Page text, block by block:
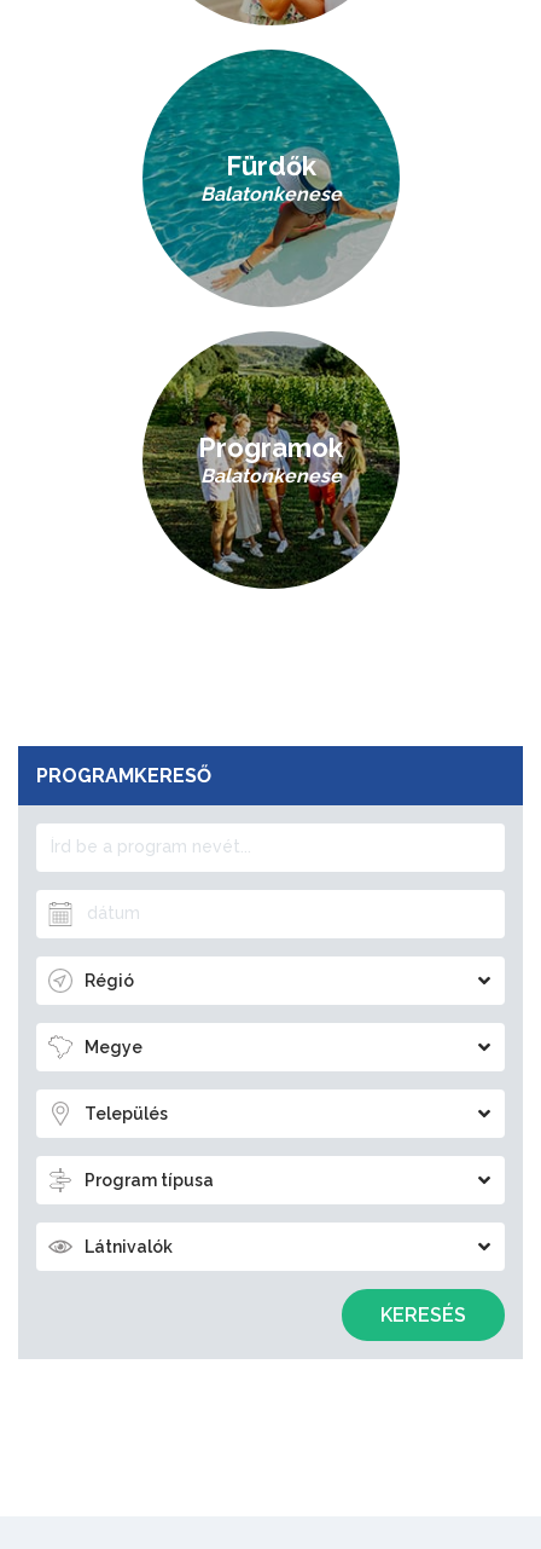
Fürdők
Balatonkenese
Programok
Balatonkenese
PROGRAMKERESŐ
Régió
Megye
Település
Program típusa
Látnivalók
KERESÉS